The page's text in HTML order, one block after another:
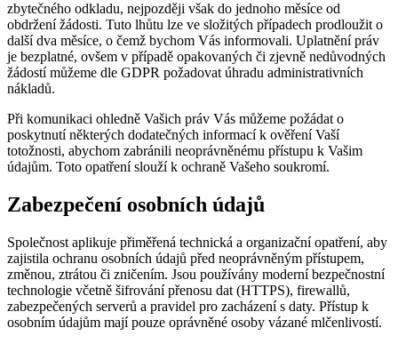
zbytečného odkladu, nejpozději však do jednoho měsíce od
obdržení žádosti. Tuto lhůtu lze ve složitých případech prodloužit o
další dva měsíce, o čemž bychom Vás informovali. Uplatnění práv
je bezplatné, ovšem v případě opakovaných či zjevně nedůvodných
žádostí můžeme dle GDPR požadovat úhradu administrativních
nákladů.
Při komunikaci ohledně Vašich práv Vás můžeme požádat o
poskytnutí některých dodatečných informací k ověření Vaší
totožnosti, abychom zabránili neoprávněnému přístupu k Vašim
údajům. Toto opatření slouží k ochraně Vašeho soukromí.
Zabezpečení osobních údajů
Společnost aplikuje přiměřená technická a organizační opatření, aby
zajistila ochranu osobních údajů před neoprávněným přístupem,
změnou, ztrátou či zničením. Jsou používány moderní bezpečnostní
technologie včetně šifrování přenosu dat (HTTPS), firewallů,
zabezpečených serverů a pravidel pro zacházení s daty. Přístup k
osobním údajům mají pouze oprávněné osoby vázané mlčenlivostí.